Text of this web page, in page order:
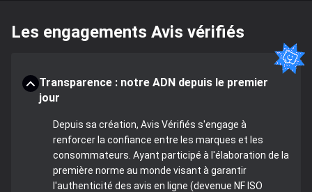
Les engagements Avis vérifiés
Transparence : notre ADN depuis le premier
jour
Depuis sa création, Avis Vérifiés s'engage à
renforcer la confiance entre les marques et les
consommateurs. Ayant participé à l'élaboration de la
première norme au monde visant à garantir
l'authenticité des avis en ligne (devenue NF ISO